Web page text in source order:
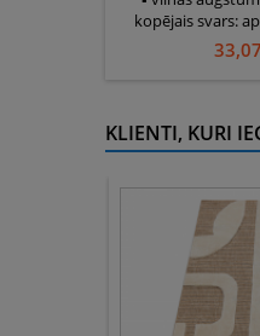
kopējais svars:
KLIENTI, KURI